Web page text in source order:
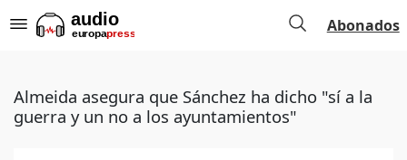
Abonados
Almeida asegura que Sánchez ha dicho "sí a la
guerra y un no a los ayuntamientos"